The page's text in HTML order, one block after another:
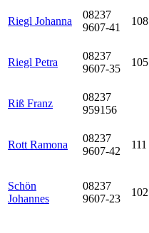
Riegl Johanna
08237
9607-41
108
Riegl Petra
08237
9607-35
105
Riß Franz
08237
959156
Rott Ramona
08237
9607-42
111
Schön
Johannes
08237
9607-23
102